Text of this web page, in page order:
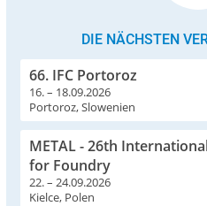
DIE NÄCHSTEN
66. IFC Portoroz
16. – 18.09.2026
Portoroz, Slowenien
METAL - 26th
for Foundry
22. – 24.09.2026
Kielce, Polen